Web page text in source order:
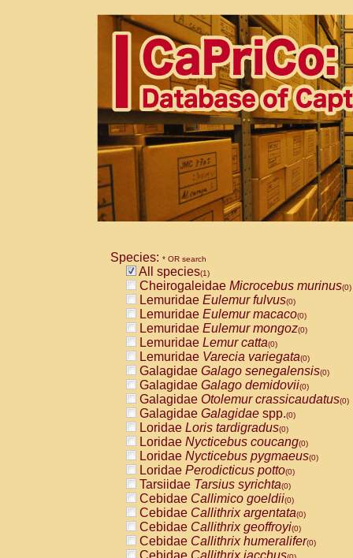
Species: * OR search
All species(1)
Cheirogaleidae Microcebus murinus(0)
Lemuridae Eulemur fulvus(0)
Lemuridae Eulemur macaco(0)
Lemuridae Eulemur mongoz(0)
Lemuridae Lemur catta(0)
Lemuridae Varecia variegata(0)
Galagidae Galago senegalensis(0)
Galagidae Galago demidovii(0)
Galagidae Otolemur crassicaudatus(0)
Galagidae Galagidae spp.(0)
Loridae Loris tardigradus(0)
Loridae Nycticebus coucang(0)
Loridae Nycticebus pygmaeus(0)
Loridae Perodicticus potto(0)
Tarsiidae Tarsius syrichta(0)
Cebidae Callimico goeldii(0)
Cebidae Callithrix argentata(0)
Cebidae Callithrix geoffroyi(0)
Cebidae Callithrix humeralifer(0)
Cebidae Callithrix jacchus